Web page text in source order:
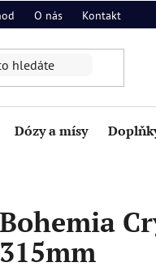
O nás Kontakt
Dózy a mísy
Bohemia
315mm